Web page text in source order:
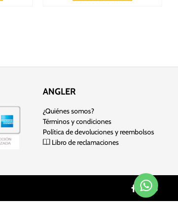
ANGLER
¿Quiénes somos?
Términos y condiciones
Política de devoluciones y reembolsos
Libro de reclamaciones